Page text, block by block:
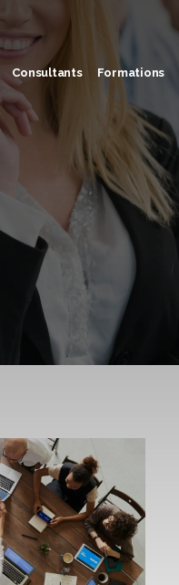
Consultants Formations